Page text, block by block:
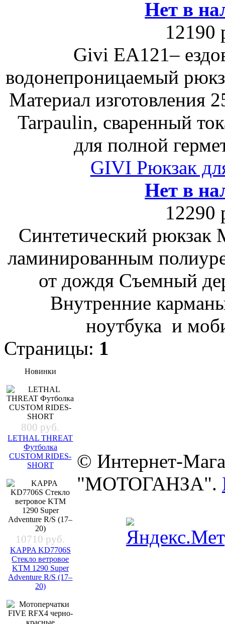
Нет в
12190
Givi EA121–
водонепроницаемый
Материал изготовления
Tarpaulin, сваренный
для полной
GIVI Рюкзак
Нет в
12290
Синтетический рюкзак
ламинированным
от дождя Съемный
Внутренние
ноутбука и
Страницы: 1
Новинки
800 руб.
LETHAL THREAT
Футболка
CUSTOM RIDES-
SHORT
10710 руб.
KAPPA KD7706S
Стекло ветровое
KTM 1290 Super
Adventure R/S (17–
20)
© Интернет-
"МОТОГАНЗА".